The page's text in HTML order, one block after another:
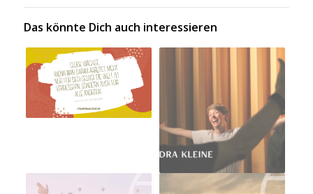
Das könnte Dich auch interessieren